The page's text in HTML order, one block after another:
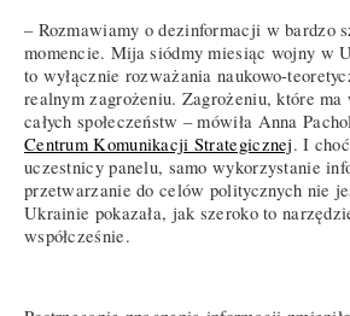
– Rozmawiamy o dezinformacji w bardzo
momencie. Mija siódmy miesiąc wojny w
to wyłącznie rozważania naukowo-
realnym zagrożeniu. Zagrożeniu, które ma
całych społeczeństw – mówiła Anna
Centrum Komunikacji Strategicznej . I
uczestnicy panelu, samo wykorzystanie
przetwarzanie do celów politycznych nie
Ukrainie pokazała, jak szeroko to
współcześnie.